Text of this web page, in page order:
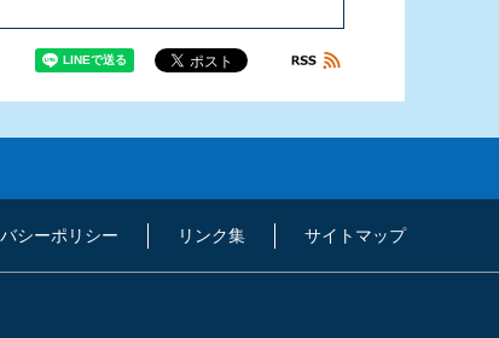
シーポリシー リンク集 サイトマップ